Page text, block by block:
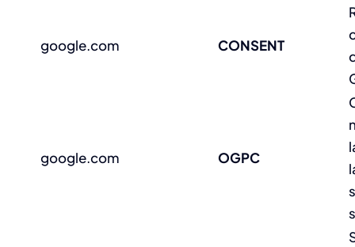
google.com CONSENT
google.com OGPC